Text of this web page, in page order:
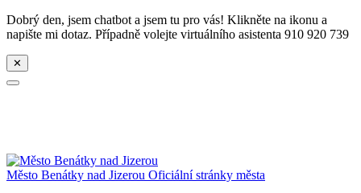
Dobrý den, jsem chatbot a jsem tu pro vás! Klikněte na ikonu a
napište mi dotaz. Případně volejte virtuálního asistenta 910 920 739
✕
Město Benátky nad Jizerou Oficiální stránky města